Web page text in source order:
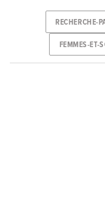
RECHERCHE-
FEMMES-ET-